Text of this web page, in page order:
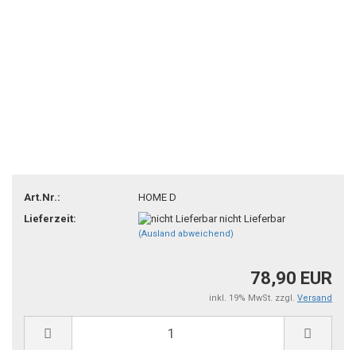
Art.Nr.:
HOME D
Lieferzeit:
nicht Lieferbar
(Ausland abweichend)
78,90 EUR
inkl. 19% MwSt. zzgl. Versand